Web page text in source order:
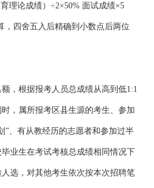
理论成绩）÷2×50% 面试成绩×5
，四舍五入后精确到小数点后两位
，根据报考人员总成绩从高到低1:1
，属所报考区县生源的考生、参加
”、有从教经历的志愿者和参加过半
业生在考试考核总成绩相同情况下
选，对其他考生依次按本次招聘笔